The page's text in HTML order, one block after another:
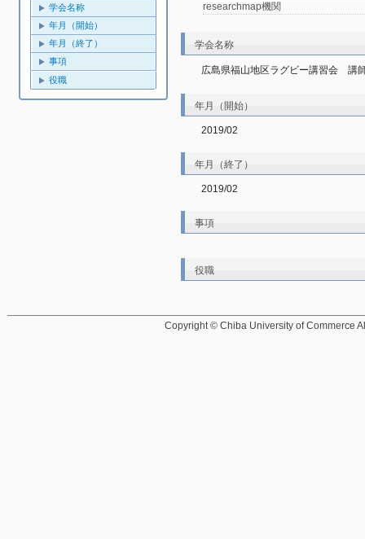
学会名称
年月（開始）
年月（終了）
事項
役職
researchmap機関
学会名称
広島県福山地区ラグビー講習会　講
年月（開始）
2019/02
年月（終了）
2019/02
事項
役職